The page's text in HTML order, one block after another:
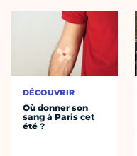
DÉCOUVRIR
Où donner son
sang à Paris cet
été ?